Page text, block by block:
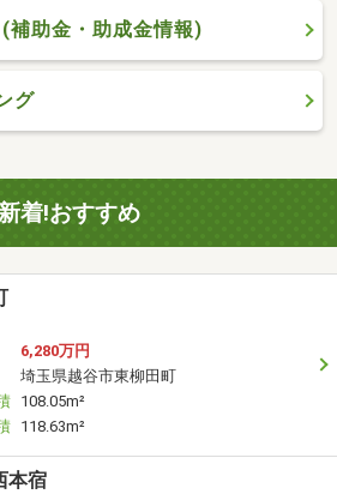
補助金・助成金情報)
グ
着!おすすめ
6,280万円
埼玉県越谷市東柳田町
108.05m²
118.63m²
本宿